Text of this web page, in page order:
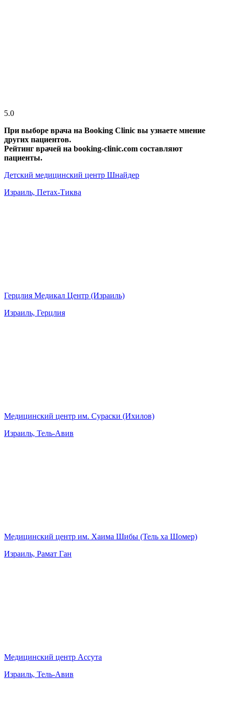
5.0
При выборе врача на Booking Clinic вы узнаете мнение
других пациентов.
Рейтинг врачей на booking-clinic.com составляют
пациенты.
Детский медицинский центр Шнайдер
Израиль, Петах-Тиква
Герцлия Медикал Центр (Израиль)
Израиль, Герцлия
Медицинский центр им. Сураски (Ихилов)
Израиль, Тель-Авив
Медицинский центр им. Хаима Шибы (Тель ха Шомер)
Израиль, Рамат Ган
Медицинский центр Ассута
Израиль, Тель-Авив